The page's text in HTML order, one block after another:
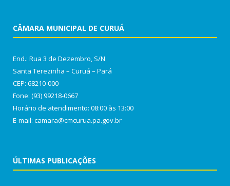
CÂMARA MUNICIPAL DE CURUÁ
End.: Rua 3 de Dezembro, S/N
Santa Terezinha – Curuá – Pará
CEP: 68210-000
Fone: (93) 99218-0667
Horário de atendimento: 08:00 às 13:00
E-mail: camara@cmcurua.pa.gov.br
ÚLTIMAS PUBLICAÇÕES